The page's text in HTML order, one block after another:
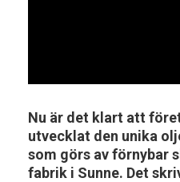
Nu är det klart att
utvecklat den unika
som görs av förnybar
fabrik i Sunne. Det